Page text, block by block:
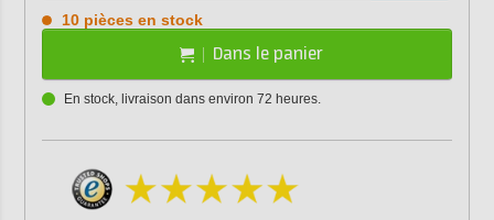
10 pièces en stock
Dans le panier
En stock, livraison dans environ 72 heures.